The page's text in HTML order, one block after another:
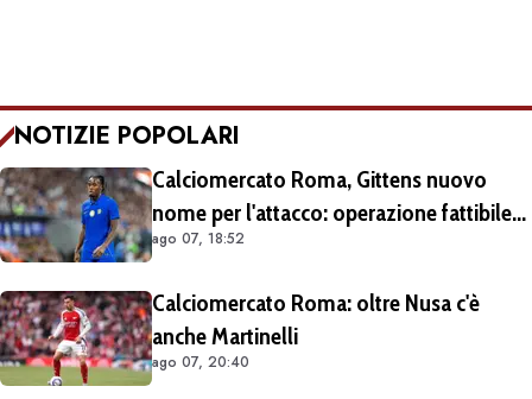
NOTIZIE POPOLARI
Calciomercato Roma, Gittens nuovo
nome per l'attacco: operazione fattibile
solo in prestito
ago 07, 18:52
Calciomercato Roma: oltre Nusa c'è
anche Martinelli
ago 07, 20:40